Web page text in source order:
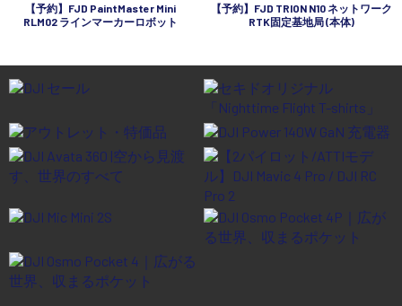
【予約】FJD PaintMaster Mini
RLM02 ラインマーカーロボット
【予約】FJD TRION N10 ネットワーク
RTK固定基地局 (本体)